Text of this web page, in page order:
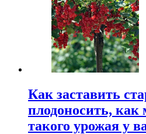
Как заставить
плодоносить,
такого урожая у